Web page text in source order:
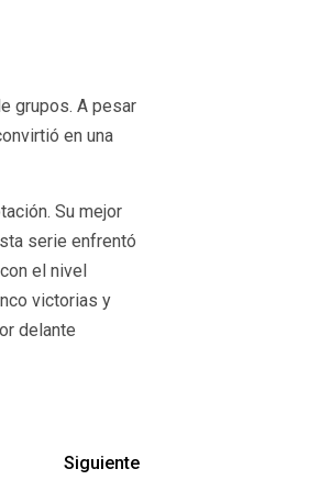
grupos. A pesar
en una
Su mejor
serie enfrentó
el nivel
victorias y
delante
Siguiente